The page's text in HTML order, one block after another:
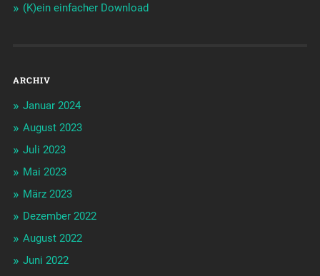
(K)ein einfacher Download
ARCHIV
Januar 2024
August 2023
Juli 2023
Mai 2023
März 2023
Dezember 2022
August 2022
Juni 2022